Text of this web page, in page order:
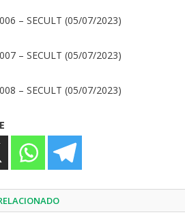
– SECULT (05/07/2023)
– SECULT (05/07/2023)
– SECULT (05/07/2023)